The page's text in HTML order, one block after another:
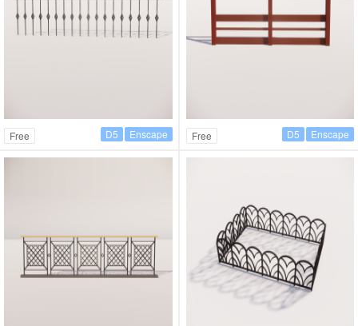
Free Enscape
D5 Free Enscape
D5